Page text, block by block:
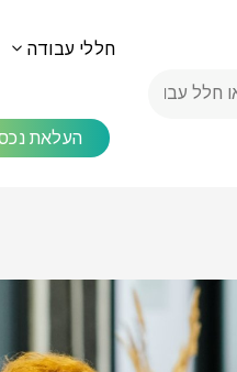
חללי עבודה
העלאת